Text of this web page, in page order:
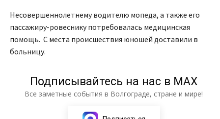
Несовершеннолетнему водителю мопеда, а также его
пассажиру-ровеснику потребовалась медицинская
помощь. С места происшествия юношей доставили в
больницу.
Подписывайтесь на нас в МАХ
Все заметные события в Волгограде, стране и мире!